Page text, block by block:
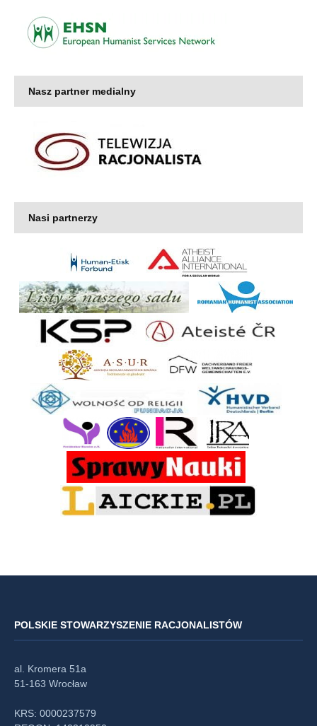
Nasz partner medialny
Nasi partnerzy
POLSKIE STOWARZYSZENIE RACJONALISTÓW
al. Kromera 51a
51-163 Wrocław
KRS: 0000237579